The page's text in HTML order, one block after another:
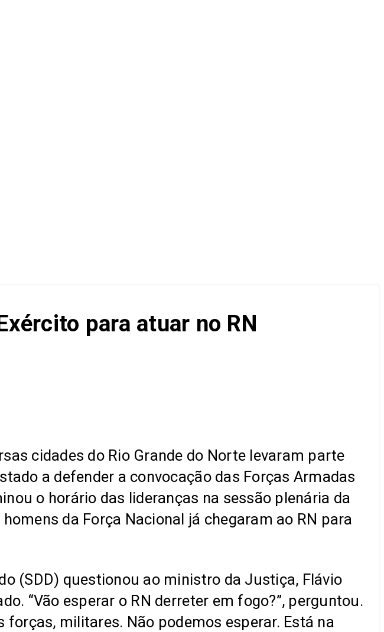
para atuar no RN
cidades do Rio Grande do Norte levaram parte
a defender a convocação das Forças Armadas
o horário das lideranças na sessão plenária da
da Força Nacional já chegaram ao RN para
(SDD) questionou ao ministro da Justiça, Flávio
“Vão esperar o RN derreter em fogo?”, perguntou.
forças, militares. Não podemos esperar. Está na